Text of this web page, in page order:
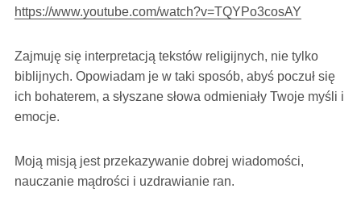
https://www.youtube.com/watch?v=TQYPo3cosAY
Zajmuję się interpretacją tekstów religijnych, nie tylko
biblijnych. Opowiadam je w taki sposób, abyś poczuł się
ich bohaterem, a słyszane słowa odmieniały Twoje myśli i
emocje.
Moją misją jest przekazywanie dobrej wiadomości,
nauczanie mądrości i uzdrawianie ran.